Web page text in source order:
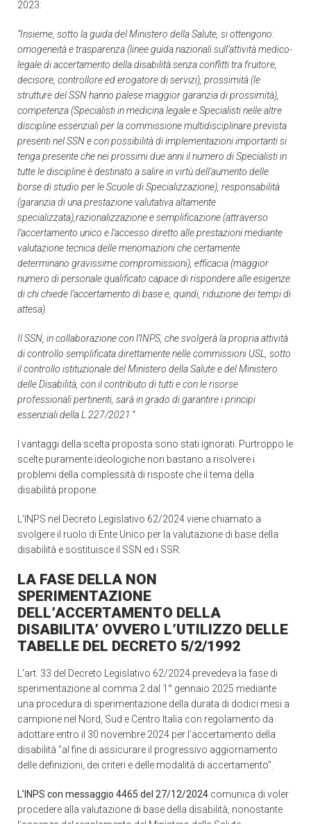
2023:
“Insieme, sotto la guida del Ministero della Salute, si ottengono:
omogeneità e trasparenza (linee guida nazionali sull’attività medico-
legale di accertamento della disabilità senza conflitti tra fruitore,
decisore, controllore ed erogatore di servizi), prossimità (le
strutture del SSN hanno palese maggior garanzia di prossimità),
competenza (Specialisti in medicina legale e Specialisti nelle altre
discipline essenziali per la commissione multidisciplinare prevista
presenti nel SSN e con possibilità di implementazioni importanti si
tenga presente che nei prossimi due anni il numero di Specialisti in
tutte le discipline è destinato a salire in virtù dell’aumento delle
borse di studio per le Scuole di Specializzazione), responsabilità
(garanzia di una prestazione valutativa altamente
specializzata),razionalizzazione e semplificazione (attraverso
l’accertamento unico e l’accesso diretto alle prestazioni mediante
valutazione tecnica delle menomazioni che certamente
determinano gravissime compromissioni), efficacia (maggior
numero di personale qualificato capace di rispondere alle esigenze
di chi chiede l’accertamento di base e, quindi, riduzione dei tempi di
attesa).
Il SSN, in collaborazione con l’INPS, che svolgerà la propria attività
di controllo semplificata direttamente nelle commissioni USL, sotto
il controllo istituzionale del Ministero della Salute e del Ministero
delle Disabilità, con il contributo di tutti e con le risorse
professionali pertinenti, sarà in grado di garantire i principi
essenziali della L.227/2021.”
I vantaggi della scelta proposta sono stati ignorati. Purtroppo le
scelte puramente ideologiche non bastano a risolvere i
problemi della complessità di risposte che il tema della
disabilità propone.
L’INPS nel Decreto Legislativo 62/2024 viene chiamato a
svolgere il ruolo di Ente Unico per la valutazione di base della
disabilità e sostituisce il SSN ed i SSR.
LA FASE DELLA NON
SPERIMENTAZIONE
DELL’ACCERTAMENTO DELLA
DISABILITA’ OVVERO L’UTILIZZO DELLE
TABELLE DEL DECRETO 5/2/1992
L’art. 33 del Decreto Legislativo 62/2024 prevedeva la fase di
sperimentazione al comma 2 dal 1° gennaio 2025 mediante
una procedura di sperimentazione della durata di dodici mesi a
campione nel Nord, Sud e Centro Italia con regolamento da
adottare entro il 30 novembre 2024 per l’accertamento della
disabilità “al fine di assicurare il progressivo aggiornamento
delle definizioni, dei criteri e delle modalità di accertamento”.
L’INPS con messaggio 4465 del 27/12/2024 comunica di voler
procedere alla valutazione di base della disabilità, nonostante